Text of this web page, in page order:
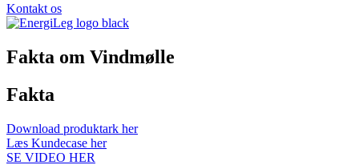
Kontakt os
Fakta om Vindmølle
Fakta
Download produktark her
Læs Kundecase her
SE VIDEO HER